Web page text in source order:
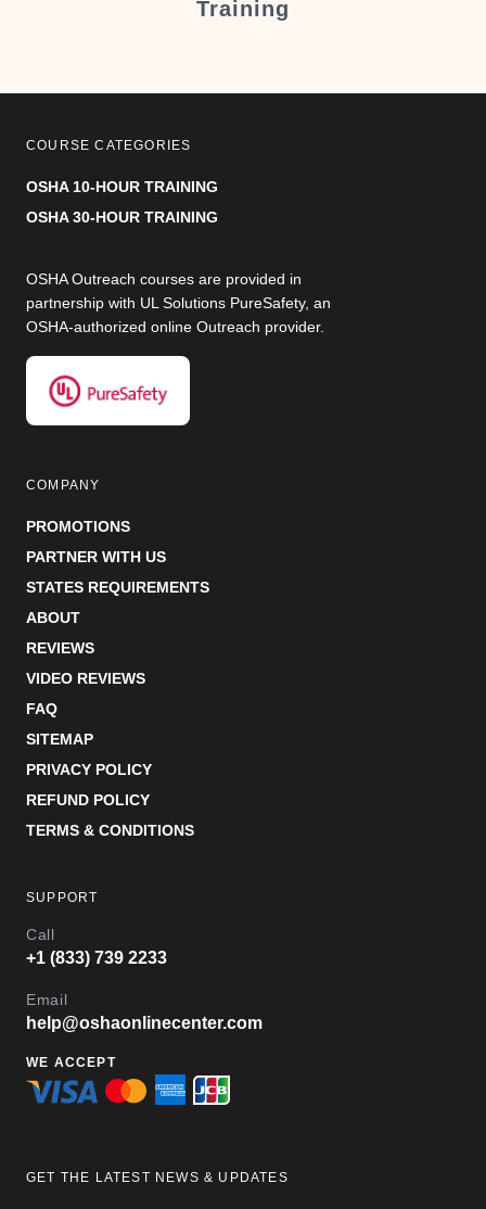
Training
COURSE CATEGORIES
OSHA 10-HOUR TRAINING
OSHA 30-HOUR TRAINING
OSHA Outreach courses are provided in
partnership with UL Solutions PureSafety, an
OSHA-authorized online Outreach provider.
COMPANY
PROMOTIONS
PARTNER WITH US
STATES REQUIREMENTS
ABOUT
REVIEWS
VIDEO REVIEWS
FAQ
SITEMAP
PRIVACY POLICY
REFUND POLICY
TERMS & CONDITIONS
SUPPORT
Call
+1 (833) 739 2233
Email
help@oshaonlinecenter.com
WE ACCEPT
GET THE LATEST NEWS & UPDATES